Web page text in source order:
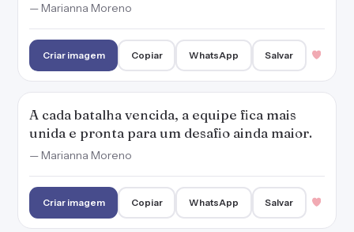
— Marianna Moreno
Criar imagem Copiar WhatsApp Salvar
A cada batalha vencida, a equipe fica mais
unida e pronta para um desafio ainda maior.
— Marianna Moreno
Criar imagem Copiar WhatsApp Salvar